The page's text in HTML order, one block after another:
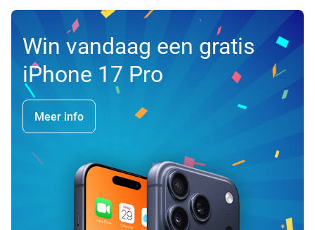
Win vandaag een gratis
iPhone 17 Pro
Meer info